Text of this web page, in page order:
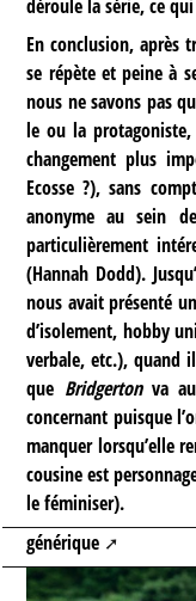
déroule la série, ce
En conclusion, après
se répète et peine à
nous ne savons pas
le ou la protagoniste,
changement plus
Ecosse ?), sans
anonyme au sein
particulièrement
(Hannah Dodd).
nous avait présenté
d’isolement, hobby
verbale, etc.), quand il
que Bridgertonva
concernant puisque
manquer lorsqu’elle
cousine est
le féminiser).
générique